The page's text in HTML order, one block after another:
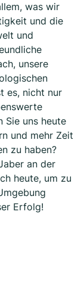
was wir
und die
und
unsere
es, nicht nur
Sie uns heute
und mehr Zeit
zu haben?
an der
heute, um zu
Erfolg!